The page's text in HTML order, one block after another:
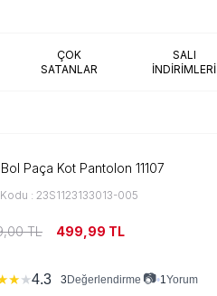
ÇOK
SATANLAR
SALI
İNDIRIMLERI
Paça Kot Pantolon 11107
: 23S1123133013-005
TL 499,99 TL
★★4.3 3 Değerlendirme 📷•1 Yorum